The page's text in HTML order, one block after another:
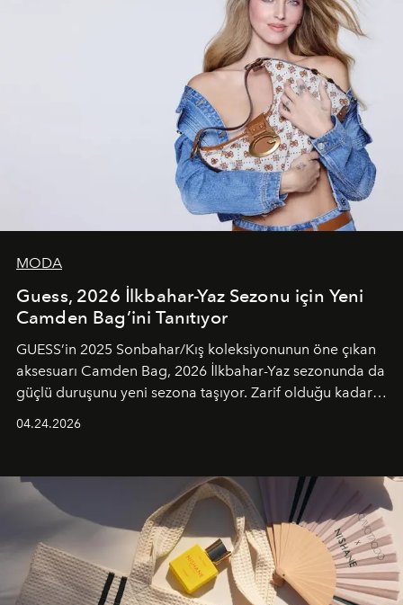
MODA
Guess, 2026 İlkbahar-Yaz Sezonu için Yeni
Camden Bag’ini Tanıtıyor
GUESS’in 2025 Sonbahar/Kış koleksiyonunun öne çıkan
aksesuarı Camden Bag, 2026 İlkbahar-Yaz sezonunda da
güçlü duruşunu yeni sezona taşıyor. Zarif olduğu kadar
04.24.2026